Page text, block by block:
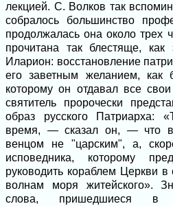
лекцией. С. Волков так
собралось большинство
продолжалась она около трех
прочитана так блестяще, как
Иларион: восстановление
его заветным желанием,
которому он отдавал все
святитель пророчески
образ русского Патриарха:
время, — сказал он, — что
венцом не "царским", а,
исповедника, которому
руководить кораблем Церкви
волнам моря житейского».
слова, пришедшиеся в